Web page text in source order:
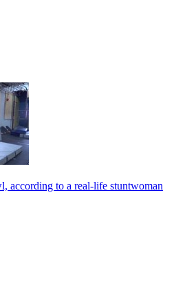
according to a real-life stuntwoman